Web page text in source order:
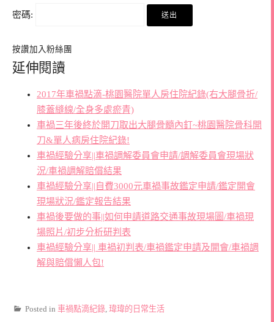
密碼:
按讚加入粉絲團
延伸閱讀
2017年車禍點滴-桃園醫院單人房住院紀錄(右大腿骨折/
膝蓋縫線/全身多處瘀青)
車禍三年後終於開刀取出大腿骨髓內釘~桃園醫院骨科開
刀&單人病房住院紀錄!
車禍經驗分享||車禍調解委員會申請/調解委員會現場狀
況/車禍調解賠償結果
車禍經驗分享||自費3000元車禍事故鑑定申請/鑑定開會
現場狀況/鑑定報告結果
車禍後要做的事||如何申請道路交通事故現場圖/車禍現
場照片/初步分析研判表
車禍經驗分享|| 車禍初判表/車禍鑑定申請及開會/車禍調
解與賠償懶人包!
Posted in 車禍點滴紀錄, 瑋瑋的日常生活